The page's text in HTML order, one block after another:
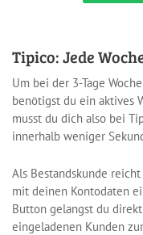
Tipico: Jede
Um bei der 3-Tage
benötigst du ein aktives
musst du dich also bei
innerhalb weniger
Als Bestandskunde
mit deinen Kontodaten
Button gelangst du
eingeladenen Kunden